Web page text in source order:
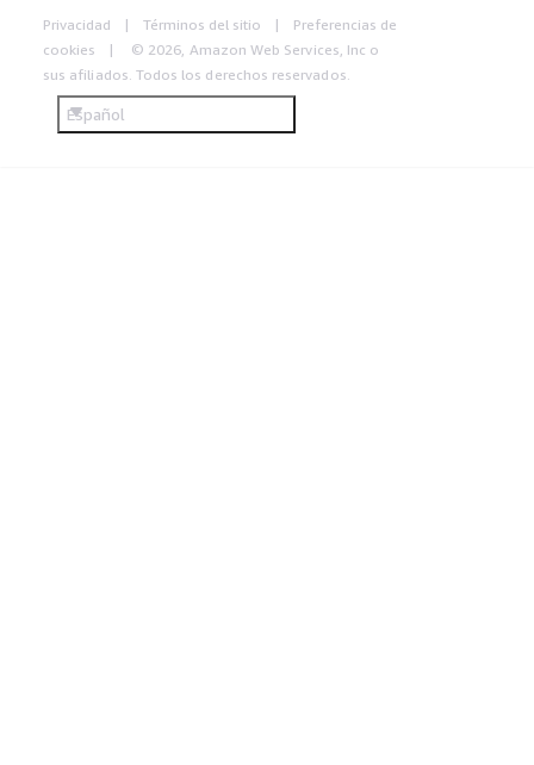
Privacidad Términos del sitio
Preferencias de
cookies
© 2026, Amazon Web Services, Inc o
sus afiliados. Todos los derechos reservados.
Español